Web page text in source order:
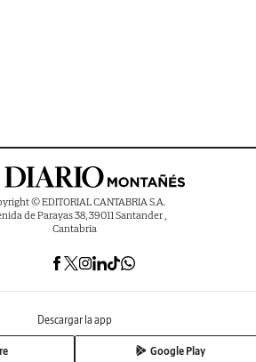
© EDITORIAL CANTABRIA S.A.
de Parayas 38, 39011 Santander ,
Cantabria
Descargar la app
Google Play